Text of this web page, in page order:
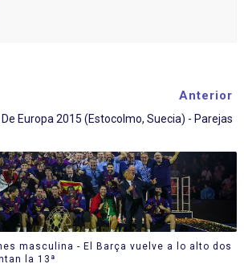
Anterior
Europa 2015 (Estocolmo, Suecia) - Parejas
masculina - El Barça vuelve a lo alto dos
la 13ª